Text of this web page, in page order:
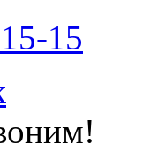
15